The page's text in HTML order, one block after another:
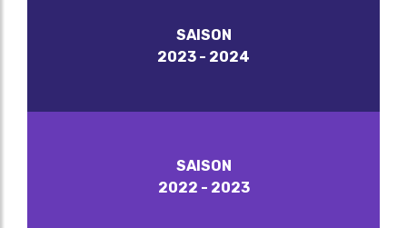
SAISON
2023 - 2024
SAISON
2022 - 2023